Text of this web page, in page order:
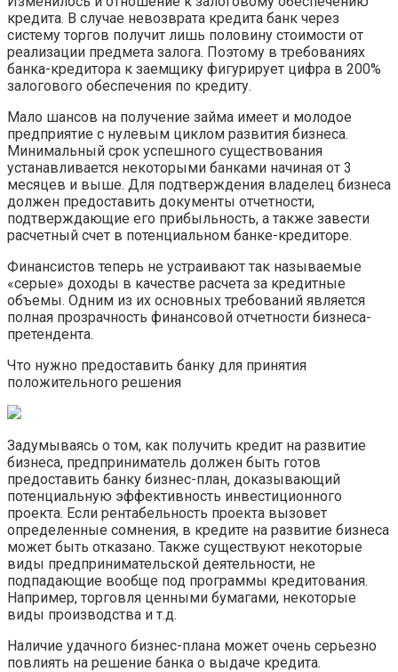
кредита. В случае невозврата кредита банк через
систему торгов получит лишь половину стоимости от
реализации предмета залога. Поэтому в требованиях
банка-кредитора к заемщику фигурирует цифра в 200%
залогового обеспечения по кредиту.
Мало шансов на получение займа имеет и молодое
предприятие с нулевым циклом развития бизнеса.
Минимальный срок успешного существования
устанавливается некоторыми банками начиная от 3
месяцев и выше. Для подтверждения владелец бизнеса
должен предоставить документы отчетности,
подтверждающие его прибыльность, а также завести
расчетный счет в потенциальном банке-кредиторе.
Финансистов теперь не устраивают так называемые
«серые» доходы в качестве расчета за кредитные
объемы. Одним из их основных требований является
полная прозрачность финансовой отчетности бизнеса-
претендента.
Что нужно предоставить банку для принятия
положительного решения
Задумываясь о том, как получить кредит на развитие
бизнеса, предприниматель должен быть готов
предоставить банку бизнес-план, доказывающий
потенциальную эффективность инвестиционного
проекта. Если рентабельность проекта вызовет
определенные сомнения, в кредите на развитие бизнеса
может быть отказано. Также существуют некоторые
виды предпринимательской деятельности, не
подпадающие вообще под программы кредитования.
Например, торговля ценными бумагами, некоторые
виды производства и т.д.
Наличие удачного бизнес-плана может очень серьезно
повлиять на решение банка о выдаче кредита.